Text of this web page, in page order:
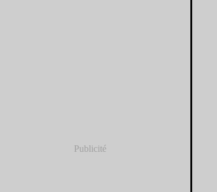
Publicité